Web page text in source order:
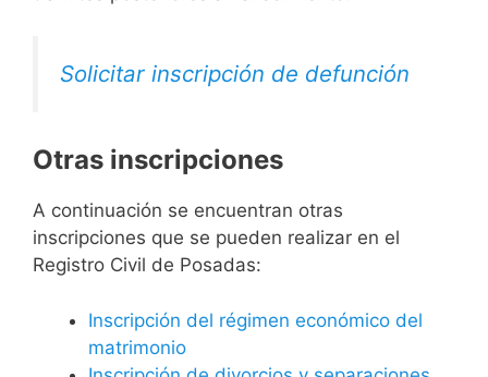
Solicitar inscripción de defunción
Otras inscripciones
A continuación se encuentran otras
inscripciones que se pueden realizar en el
Registro Civil de Posadas:
Inscripción del régimen económico del
matrimonio